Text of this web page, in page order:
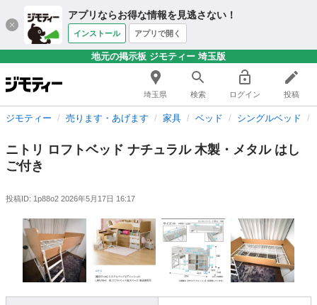
アプリならお得な情報を見逃さない！
インストール アプリで開く
地元の掲示板 ジモティー 埼玉版
埼玉県 検索 ログイン 投稿
ジモティー 売ります・あげます 家具 ベッド シングルベッド
ニトリ ロフトベッド ナチュラル 木製・メタル はし
ご付き
投稿ID: 1p88o2 2026年5月17日 16:17